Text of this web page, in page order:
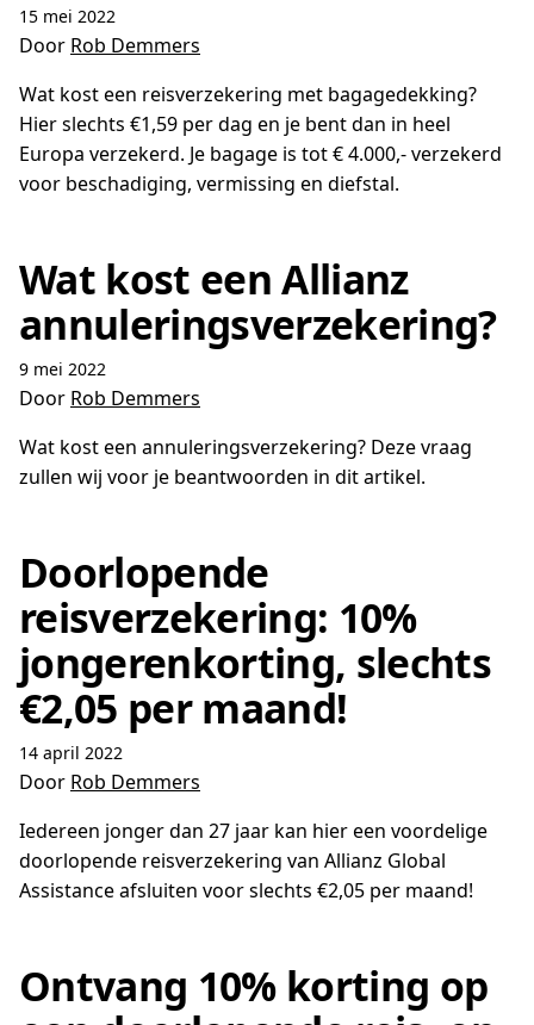
15 mei 2022
Door Rob Demmers
Wat kost een reisverzekering met bagagedekking?
Hier slechts €1,59 per dag en je bent dan in heel
Europa verzekerd. Je bagage is tot € 4.000,- verzekerd
voor beschadiging, vermissing en diefstal.
Wat kost een Allianz
annuleringsverzekering?
9 mei 2022
Door Rob Demmers
Wat kost een annuleringsverzekering? Deze vraag
zullen wij voor je beantwoorden in dit artikel.
Doorlopende
reisverzekering: 10%
jongerenkorting, slechts
€2,05 per maand!
14 april 2022
Door Rob Demmers
Iedereen jonger dan 27 jaar kan hier een voordelige
doorlopende reisverzekering van Allianz Global
Assistance afsluiten voor slechts €2,05 per maand!
Ontvang 10% korting op